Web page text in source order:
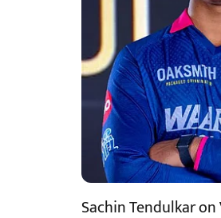
Sachin Tendulkar